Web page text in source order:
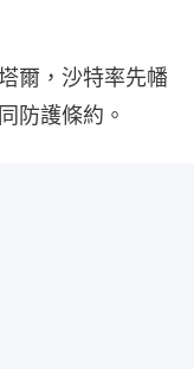
爾，沙特率先幡
防護條約。